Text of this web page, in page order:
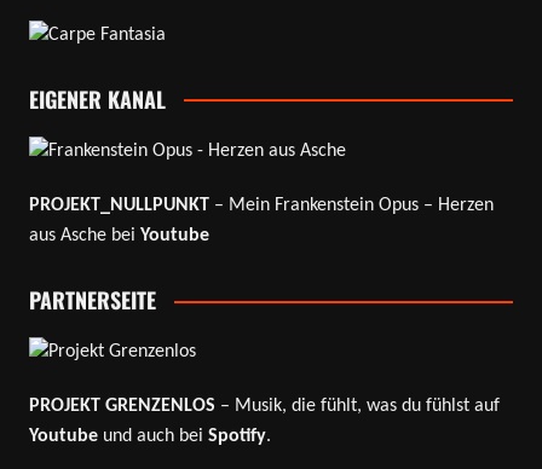
EIGENER KANAL
PROJEKT_NULLPUNKT– Mein Frankenstein Opus – Herzen
aus Asche bei Youtube
PARTNERSEITE
PROJEKT GRENZENLOS – Musik, die fühlt, was du fühlst auf
Youtube und auch bei Spotify.